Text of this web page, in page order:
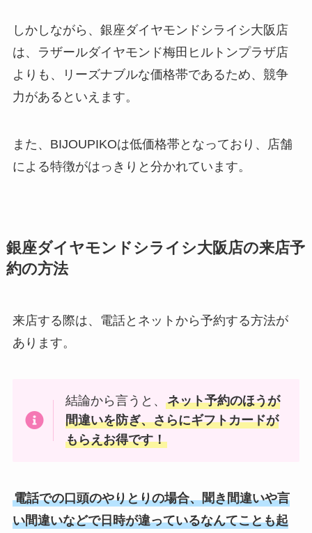
しかしながら、銀座ダイヤモンドシライシ大阪店
は、ラザールダイヤモンド梅田ヒルトンプラザ店
よりも、リーズナブルな価格帯であるため、競争
力があるといえます。
また、BIJOUPIKOは低価格帯となっており、店舗
による特徴がはっきりと分かれています。
銀座ダイヤモンドシライシ大阪店の来店予
約の方法
来店する際は、電話とネットから予約する方法が
あります。
結論から言うと、ネット予約のほうが
間違いを防ぎ、さらにギフトカードが
もらえお得です！
電話での口頭のやりとりの場合、聞き間違いや言
い間違いなどで日時が違っているなんてことも起